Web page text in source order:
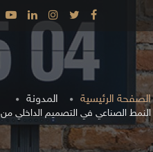
الصفحة الرئيسية المدونة
النمط الصناعي في التصميم الداخلي من